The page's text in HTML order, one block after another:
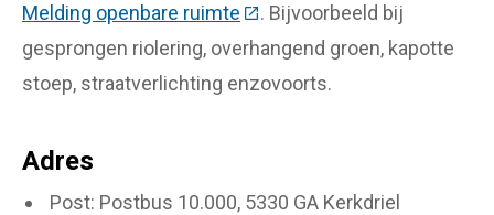
Melding openbare ruimte (Deze link gaat naar een
. Bijvoorbeeld bij
gesprongen riolering, overhangend groen, kapotte
stoep, straatverlichting enzovoorts.
Adres
Post: Postbus 10.000, 5330 GA Kerkdriel